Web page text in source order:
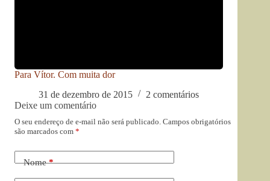
Para Vítor. Com muita dor
31 de dezembro de 2015
2 comentários
Deixe um comentário
O seu endereço de e-mail não será publicado. Campos obrigatórios
são marcados com *
Nome*